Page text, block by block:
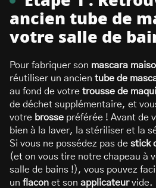
ancien tube de
votre salle de
Pour fabriquer son mascara
réutiliser un ancien tube de
au fond de votre trousse de
de déchet supplémentaire, et
votre brosse préférée ! Avant de
bien à la laver, la stériliser et la
Si vous ne possédez pas de stick
(et on vous tire notre chapeau à
salle de bains !), vous pouvez
un flacon et son applicateurvide.